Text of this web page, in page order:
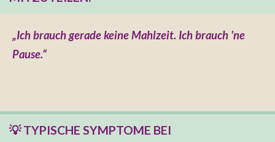
„Ich brauch gerade keine Mahlzeit. Ich brauch 'ne
Pause.“
💡 TYPISCHE SYMPTOME BEI